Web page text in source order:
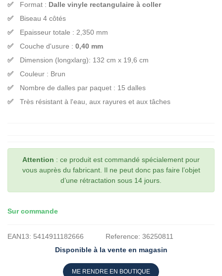
Format : Dalle vinyle rectangulaire à coller
Biseau 4 côtés
Epaisseur totale : 2,350 mm
Couche d'usure : 0,40 mm
Dimension (longxlarg): 132 cm x 19,6 cm
Couleur : Brun
Nombre de dalles par paquet : 15 dalles
Très résistant à l'eau, aux rayures et aux tâches
Attention : ce produit est commandé spécialement pour
vous auprès du fabricant. Il ne peut donc pas faire l’objet
d’une rétractation sous 14 jours.
Sur commande
EAN13: 5414911182666 Reference: 36250811
Disponible à la vente en magasin
ME RENDRE EN BOUTIQUE